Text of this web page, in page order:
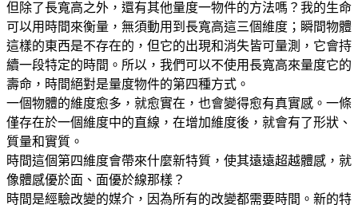
但除了長寬高之外，還有其他量度一物件的方法嗎？我的生命
可以用時間來衡量，無須動用到長寬高這三個維度；瞬間物體
這樣的東西是不存在的，但它的出現和消失皆可量測，它會持
續一段特定的時間。所以，我們可以不使用長寬高來量度它的
壽命，時間絕對是量度物件的第四種方式。
一個物體的維度愈多，就愈實在，也會變得愈有真實感。一條
僅存在於一個維度中的直線，在增加維度後，就會有了形狀、
質量和實質。
時間這個第四維度會帶來什麼新特質，使其遠遠超越體感，就
像體感優於面、面優於線那樣？
時間是經驗改變的媒介，因為所有的改變都需要時間。新的特